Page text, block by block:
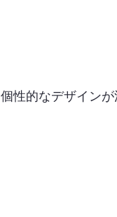
個性的なデザインが